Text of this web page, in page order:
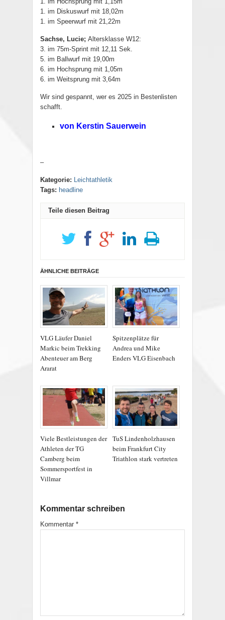
1. im Diskuswurf mit 18,02m
1. im Speerwurf mit 21,22m
Sachse, Lucie; Altersklasse W12:
3. im 75m-Sprint mit 12,11 Sek.
5. im Ballwurf mit 19,00m
6. im Hochsprung mit 1,05m
6. im Weitsprung mit 3,64m
Wir sind gespannt, wer es 2025 in Bestenlisten
schafft.
von Kerstin Sauerwein
–
Kategorie: Leichtathletik
Tags: headline
Teile diesen Beitrag
ÄHNLICHE BEITRÄGE
VLG Läufer Daniel
Markic beim Trekking
Abenteuer am Berg
Ararat
Spitzenplätze für
Andrea und Mike
Enders VLG Eisenbach
Viele Bestleistungen der
Athleten der TG
Camberg beim
Sommersportfest in
Villmar
TuS Lindenholzhausen
beim Frankfurt City
Triathlon stark vertreten
Kommentar schreiben
Kommentar *